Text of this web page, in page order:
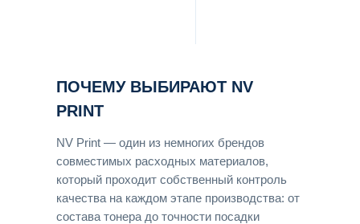
ПОЧЕМУ ВЫБИРАЮТ NV
PRINT
NV Print — один из немногих брендов
совместимых расходных материалов,
который проходит собственный контроль
качества на каждом этапе производства: от
состава тонера до точности посадки